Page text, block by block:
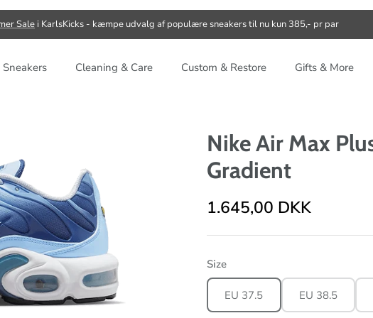
Salei KarlsKicks - kæmpe udvalg af populære sneakers til nu kun 385,- pr par
Cleaning & Care Custom & Restore Gifts & More
Nike Air Max
Gradient
1.645,00 DKK
Size
EU 37.5 EU 38.5